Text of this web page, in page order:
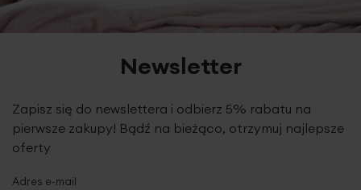
Newsletter
Zapisz się do newslettera i odbierz 5% rabatu na
pierwsze zakupy! Bądź na bieżąco, otrzymuj najlepsze
oferty
Adres e-mail